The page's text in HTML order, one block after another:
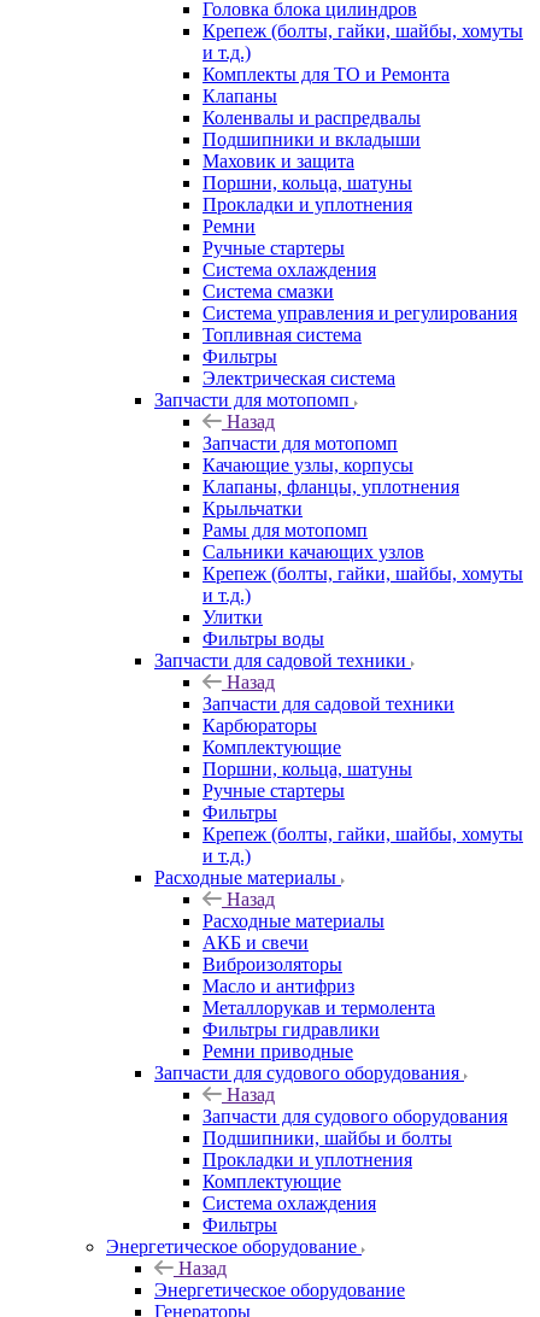
Головка блока цилиндров
Крепеж (болты, гайки, шайбы, хомуты
и т.д.)
Комплекты для ТО и Ремонта
Клапаны
Коленвалы и распредвалы
Подшипники и вкладыши
Маховик и защита
Поршни, кольца, шатуны
Прокладки и уплотнения
Ремни
Ручные стартеры
Система охлаждения
Система смазки
Система управления и регулирования
Топливная система
Фильтры
Электрическая система
Запчасти для мотопомп
Назад
Запчасти для мотопомп
Качающие узлы, корпусы
Клапаны, фланцы, уплотнения
Крыльчатки
Рамы для мотопомп
Сальники качающих узлов
Крепеж (болты, гайки, шайбы, хомуты
и т.д.)
Улитки
Фильтры воды
Запчасти для садовой техники
Назад
Запчасти для садовой техники
Карбюраторы
Комплектующие
Поршни, кольца, шатуны
Ручные стартеры
Фильтры
Крепеж (болты, гайки, шайбы, хомуты
и т.д.)
Расходные материалы
Назад
Расходные материалы
АКБ и свечи
Виброизоляторы
Масло и антифриз
Металлорукав и термолента
Фильтры гидравлики
Ремни приводные
Запчасти для судового оборудования
Назад
Запчасти для судового оборудования
Подшипники, шайбы и болты
Прокладки и уплотнения
Комплектующие
Система охлаждения
Фильтры
Энергетическое оборудование
Назад
Энергетическое оборудование
Генераторы